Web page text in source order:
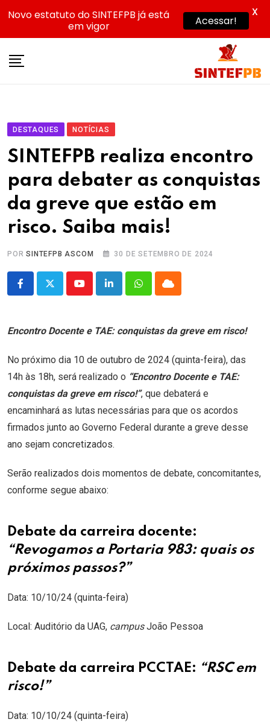
DESTAQUES NOTÍCIAS
SINTEFPB realiza encontro
para debater as conquistas
da greve que estão em
risco. Saiba mais!
PORSINTEFPB ASCOM 30 DE SETEMBRO DE 2024
YoutubeLinkedInWhatsappCloud
Encontro Docente e TAE: conquistas da greve em risco!
No próximo dia 10 de outubro de 2024 (quinta-feira), das
14h às 18h, será realizado o “Encontro Docente e TAE:
conquistas da greve em risco!”, que debaterá e
encaminhará as lutas necessárias para que os acordos
firmados junto ao Governo Federal durante a greve desse
ano sejam concretizados.
Serão realizados dois momentos de debate, concomitantes,
conforme segue abaixo:
Debate da carreira docente:
“Revogamos a Portaria 983: quais os
próximos passos?”
Data: 10/10/24 (quinta-feira)
Local: Auditório da UAG, campusJoão Pessoa
Debate da carreira PCCTAE: “RSC em
risco!”
Data: 10/10/24 (quinta-feira)
Novo estatuto do SINTEFPB já está
em vigor
Acessar!
X